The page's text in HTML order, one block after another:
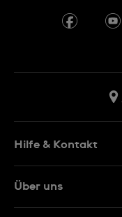
Hilfe & Kontakt
Über uns